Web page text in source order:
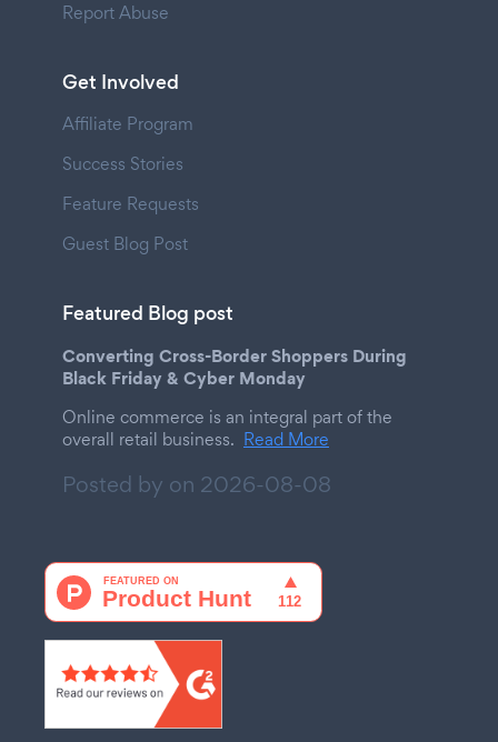
Report Abuse
Get Involved
Affiliate Program
Success Stories
Feature Requests
Guest Blog Post
Featured Blog post
Converting Cross-Border Shoppers During
Black Friday & Cyber Monday
Online commerce is an integral part of the
overall retail business. Read More
Posted by on 2026-08-08